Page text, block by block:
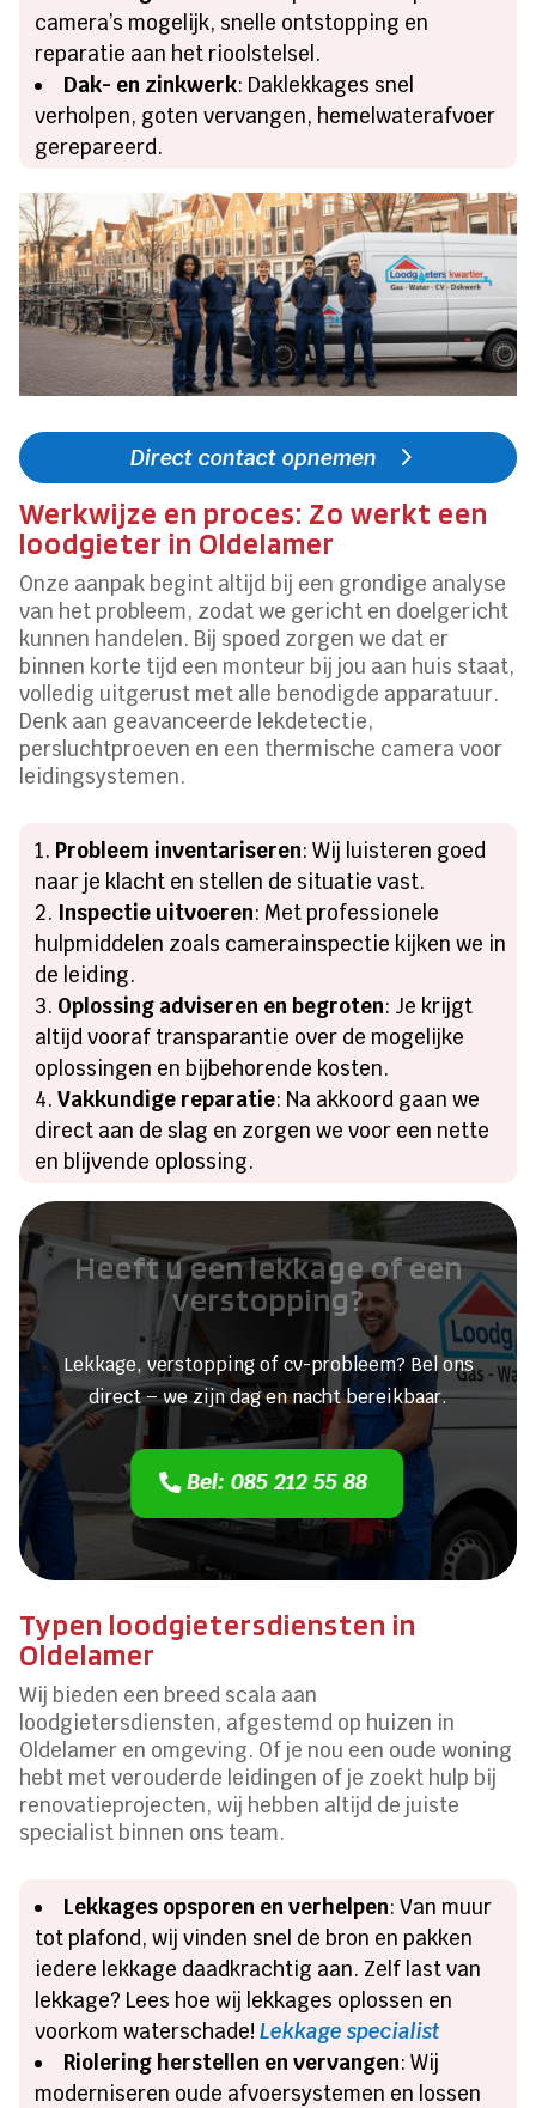
camera’s mogelijk, snelle ontstopping en
reparatie aan het rioolstelsel.
Dak- en zinkwerk: Daklekkages snel
verholpen, goten vervangen, hemelwaterafvoer
gerepareerd.
Direct contact opnemen
Werkwijze en proces: Zo werkt een
loodgieter in Oldelamer
Onze aanpak begint altijd bij een grondige analyse
van het probleem, zodat we gericht en doelgericht
kunnen handelen. Bij spoed zorgen we dat er
binnen korte tijd een monteur bij jou aan huis staat,
volledig uitgerust met alle benodigde apparatuur.
Denk aan geavanceerde lekdetectie,
persluchtproeven en een thermische camera voor
leidingsystemen.
Probleem inventariseren: Wij luisteren goed
naar je klacht en stellen de situatie vast.
Inspectie uitvoeren: Met professionele
hulpmiddelen zoals camerainspectie kijken we in
de leiding.
Oplossing adviseren en begroten: Je krijgt
altijd vooraf transparantie over de mogelijke
oplossingen en bijbehorende kosten.
Vakkundige reparatie: Na akkoord gaan we
direct aan de slag en zorgen we voor een nette
en blijvende oplossing.
Heeft u een lekkage of een
verstopping?
Lekkage, verstopping of cv-probleem? Bel ons
direct – we zijn dag en nacht bereikbaar.
Bel: 085 212 55 88
Typen loodgietersdiensten in
Oldelamer
Wij bieden een breed scala aan
loodgietersdiensten, afgestemd op huizen in
Oldelamer en omgeving. Of je nou een oude woning
hebt met verouderde leidingen of je zoekt hulp bij
renovatieprojecten, wij hebben altijd de juiste
specialist binnen ons team.
Lekkages opsporen en verhelpen: Van muur
tot plafond, wij vinden snel de bron en pakken
iedere lekkage daadkrachtig aan. Zelf last van
lekkage? Lees hoe wij lekkages oplossen en
voorkom waterschade!Lekkage specialist
Riolering herstellen en vervangen: Wij
moderniseren oude afvoersystemen en lossen